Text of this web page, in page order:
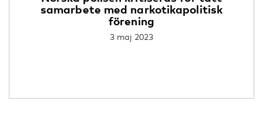
samarbete med narkotikapolitisk
förening
3 maj 2023